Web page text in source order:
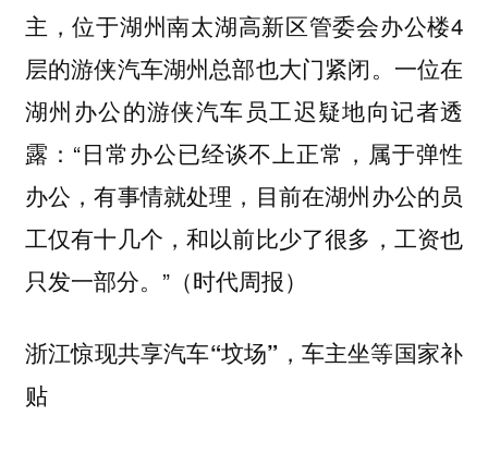
主，位于湖州南太湖高新区管委会办公楼4
层的游侠汽车湖州总部也大门紧闭。一位在
湖州办公的游侠汽车员工迟疑地向记者透
露：“日常办公已经谈不上正常，属于弹性
办公，有事情就处理，目前在湖州办公的员
工仅有十几个，和以前比少了很多，工资也
只发一部分。”（时代周报）
浙江惊现共享汽车“坟场”，车主坐等国家补
贴